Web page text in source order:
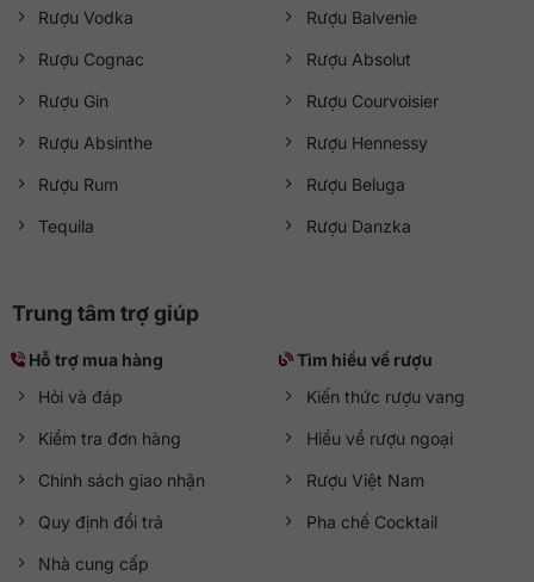
Rượu Vodka
Rượu Cognac
Rượu Gin
Rượu Absinthe
Rượu Rum
Tequila
Rượu Balvenie
Rượu Absolut
Rượu Courvoisier
Rượu Hennessy
Rượu Beluga
Rượu Danzka
Trung tâm trợ giúp
Hỗ trợ mua hàng
Hỏi và đáp
Kiểm tra đơn hàng
Chính sách giao nhận
Quy định đổi trả
Nhà cung cấp
Tìm hiểu về rượu
Kiến thức rượu vang
Hiểu về rượu ngoại
Rượu Việt Nam
Pha chế Cocktail